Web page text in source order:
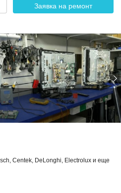
Заявка на ремонт
Centek, DeLonghi, Electrolux и еще